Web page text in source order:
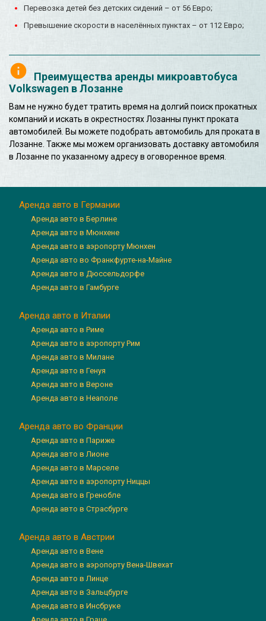
Перевозка детей без детских сидений – от 56 Евро;
Превышение скорости в населённых пунктах – от 112 Евро;
Преимущества аренды микроавтобуса
Volkswagen в Лозанне
Вам не нужно будет тратить время на долгий поиск прокатных
компаний и искать в окрестностях Лозанны пункт проката
автомобилей. Вы можете подобрать автомобиль для проката в
Лозанне. Также мы можем организовать доставку автомобиля
в Лозанне по указанному адресу в оговоренное время.
Аренда авто в Германии
Аренда авто в Берлине
Аренда авто в Мюнхене
Аренда авто в аэропорту Мюнхен
Аренда авто во Франкфурте-на-Майне
Аренда авто в Дюссельдорфе
Аренда авто в Гамбурге
Аренда авто в Италии
Аренда авто в Риме
Аренда авто в аэропорту Рим
Аренда авто в Милане
Аренда авто в Генуя
Аренда авто в Вероне
Аренда авто в Неаполе
Аренда авто во Франции
Аренда авто в Париже
Аренда авто в Лионе
Аренда авто в Марселе
Аренда авто в аэропорту Ниццы
Аренда авто в Гренобле
Аренда авто в Страсбурге
Аренда авто в Австрии
Аренда авто в Вене
Аренда авто в аэропорту Вена-Швехат
Аренда авто в Линце
Аренда авто в Зальцбурге
Аренда авто в Инсбруке